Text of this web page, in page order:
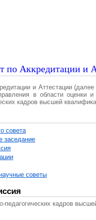
по Аккредитации и
и Аттестации
в области оценки
кадров высшей
совета
заседание
советы
педагогических кадров